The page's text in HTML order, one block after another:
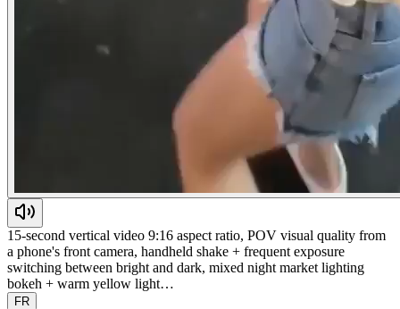
15-second vertical video 9:16 aspect ratio, POV visual quality from
a phone's front camera, handheld shake + frequent exposure
switching between bright and dark, mixed night market lighting
bokeh + warm yellow light…
FR